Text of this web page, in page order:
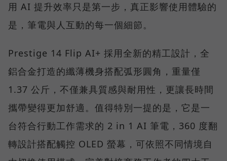
用 AI 提升效率只是第一步，真正影響使用體驗的
是，筆電與人互動的每一個細節。
Prestige 14 Flip AI+ 採用全新的精工設計，全
鋁合金打造的纖薄機身搭配弧形圓角，重量僅
1.37 公斤，不僅兼具質感與耐用性，更讓長時間
攜帶變得更加舒適。值得特別一提的是，它是一
台符合行動工作需求的 2 in 1 AI 筆電，360 度翻
轉設計搭配觸控 OLED 螢幕，可依照不同情境自